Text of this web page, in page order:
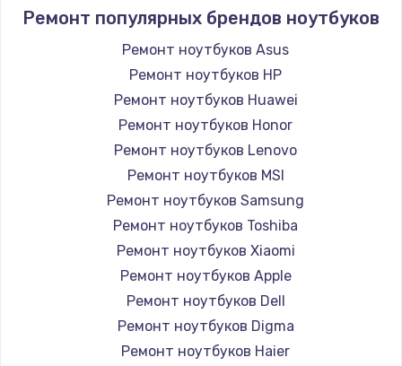
Ремонт популярных брендов ноутбуков
Ремонт ноутбуков Asus
Ремонт ноутбуков HP
Ремонт ноутбуков Huawei
Ремонт ноутбуков Honor
Ремонт ноутбуков Lenovo
Ремонт ноутбуков MSI
Ремонт ноутбуков Samsung
Ремонт ноутбуков Toshiba
Ремонт ноутбуков Xiaomi
Ремонт ноутбуков Apple
Ремонт ноутбуков Dell
Ремонт ноутбуков Digma
Ремонт ноутбуков Haier